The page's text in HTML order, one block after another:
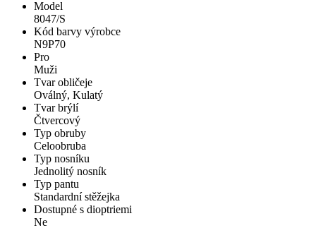
Model
8047/S
Kód barvy výrobce
N9P70
Pro
Muži
Tvar obličeje
Oválný, Kulatý
Tvar brýlí
Čtvercový
Typ obruby
Celoobruba
Typ nosníku
Jednolitý nosník
Typ pantu
Standardní stěžejka
Dostupné s dioptriemi
Ne